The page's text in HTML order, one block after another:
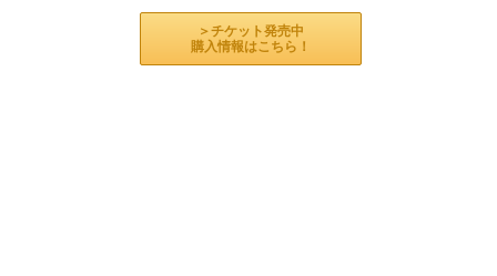
＞チケット発売中
購入情報はこちら！